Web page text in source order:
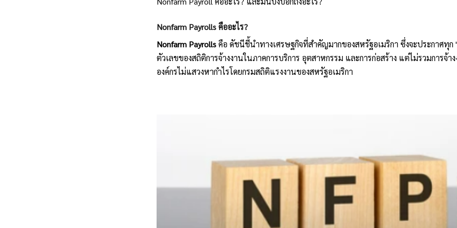
Nonfarm Payrolls คืออะไร?
Nonfarm Payrolls คือ ดัชนีชี้นำทางเศรษฐกิจที่สำคัญมากของสหรัฐอเมริกา ซึ่งจะประกาศทุ
ตัวเลขของสถิติการจ้างงานในภาคการบริการ อุตสาหกรรม และการก่อสร้าง แต่ไม่รวมการจ้
องค์กรไม่แสวงหากำไรโดยกรมสถิติแรงงานของสหรัฐอเมริกา